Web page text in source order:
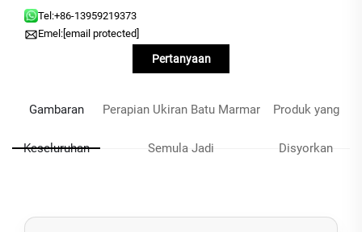
Tel:+86-13959219373
Emel:[email protected]
Pertanyaan
Gambaran
Keseluruhan
Perapian Ukiran Batu Marmar
Semula Jadi
Produk yang
Disyorkan